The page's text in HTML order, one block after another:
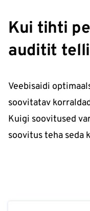
Kui tihti
auditit
Veebisaidi
soovitatav
Kuigi soovitused
soovitus teha seda